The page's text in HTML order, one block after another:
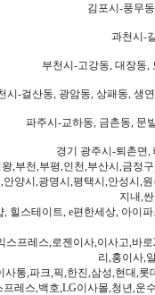
김포시-풍무
과천시-
부천시-고강동, 대장동,
시-걸산동, 광암동, 상패동, 생
파주시-교하동, 금촌동, 문
경기 광주시-퇴촌면,
,부천,부평,인천,부산시,금
양시,광명시,평택시,안성시,
지내,
힐스테이트, e편한세상, 아이
프레스,로젠이사,이사고,바
리,홍이사,
통,파크,픽,한진,삼성,현대,
프레스,백호,LG이사몰,청년,운